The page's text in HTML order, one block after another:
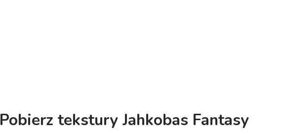
Pobierz tekstury Jahkobas Fantasy